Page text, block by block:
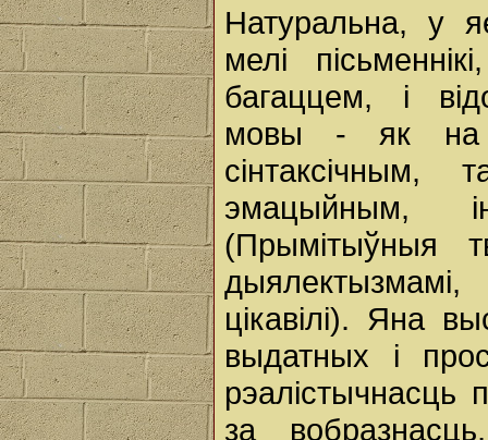
Натуральна, у
мелі
багаццем, і
мовы - як на
сінтаксічным,
эмацыйным,
(Прымітыўныя
цікавілі). Яна
выдатных і
рэалістычнасць
за